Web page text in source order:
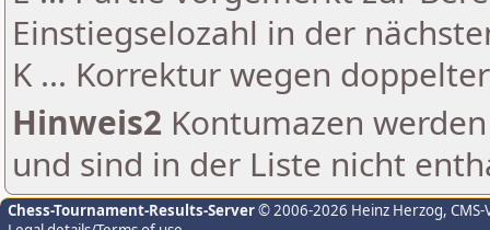
Einstiegselozahl in der
K ... Korrektur wegen
Hinweis2 Kontumazen
und sind in der Liste nicht
Chess-Tournament-Results-Server© 2006-2026 Heinz Herzog,